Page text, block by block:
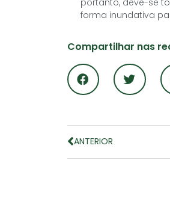
forma inundativa
Compartilhar nas
ANTERIOR